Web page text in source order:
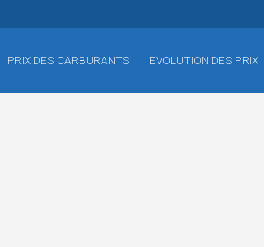
PRIX DES CARBURANTS EVOLUTION DES PRIX